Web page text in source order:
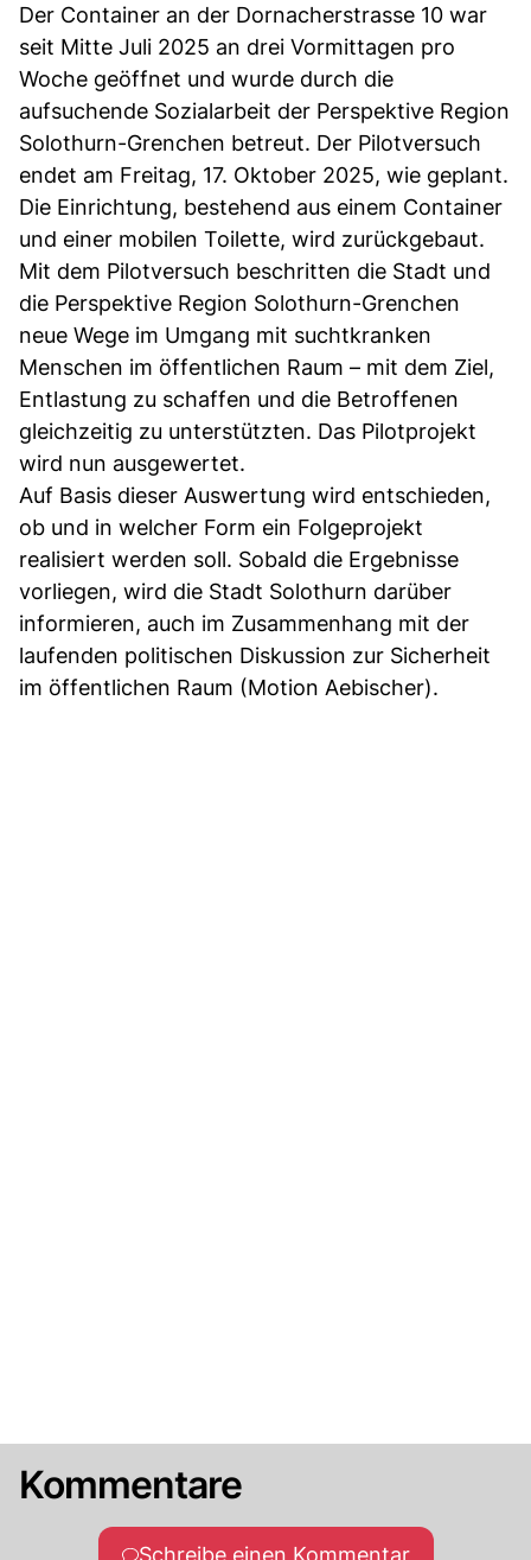
Der Container an der Dornacherstrasse 10 war
seit Mitte Juli 2025 an drei Vormittagen pro
Woche geöffnet und wurde durch die
aufsuchende Sozialarbeit der Perspektive Region
Solothurn-Grenchen betreut. Der Pilotversuch
endet am Freitag, 17. Oktober 2025, wie geplant.
Die Einrichtung, bestehend aus einem Container
und einer mobilen Toilette, wird zurückgebaut.
Mit dem Pilotversuch beschritten die Stadt und
die Perspektive Region Solothurn-Grenchen
neue Wege im Umgang mit suchtkranken
Menschen im öffentlichen Raum – mit dem Ziel,
Entlastung zu schaffen und die Betroffenen
gleichzeitig zu unterstützten. Das Pilotprojekt
wird nun ausgewertet.
Auf Basis dieser Auswertung wird entschieden,
ob und in welcher Form ein Folgeprojekt
realisiert werden soll. Sobald die Ergebnisse
vorliegen, wird die Stadt Solothurn darüber
informieren, auch im Zusammenhang mit der
laufenden politischen Diskussion zur Sicherheit
im öffentlichen Raum (Motion Aebischer).
Kommentare
Schreibe einen Kommentar